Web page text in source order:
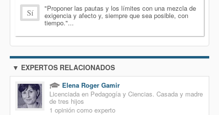
Sí "Proponer las pautas y los límites con una mezcla de
exigencia y afecto y, siempre que sea posible, con
tiempo."...
▼ EXPERTOS RELACIONADOS
Elena Roger Gamir
Licenciada en Pedagogía y Ciencias. Casada y madre
de tres hijos
1 opinión como experto